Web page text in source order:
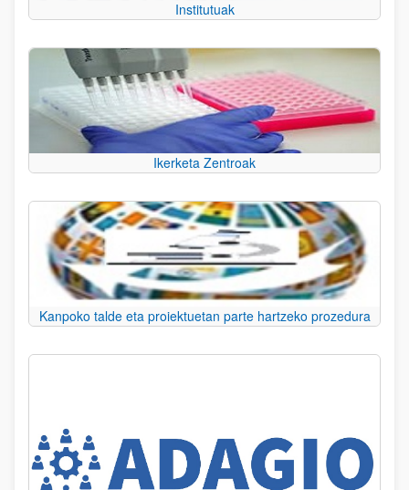
Institutuak
Ikerketa Zentroak
Kanpoko talde eta proiektuetan parte hartzeko prozedura